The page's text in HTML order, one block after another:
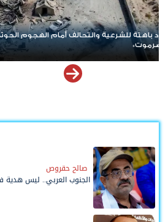
مسبوق.. حرب إيران تلتهم معظم مخزون صواريخ
ناقوس الخطر داخل البنتاغون
صالح حقروص
الجنوب العربي.. ليس هدية